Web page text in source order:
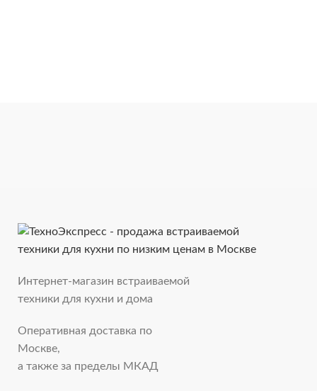
Интернет-магазин встраиваемой
техники для кухни и дома
Оперативная доставка по
Москве,
а также за пределы МКАД